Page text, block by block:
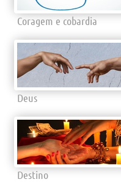
Coragem e cobardia
Deus
Destino